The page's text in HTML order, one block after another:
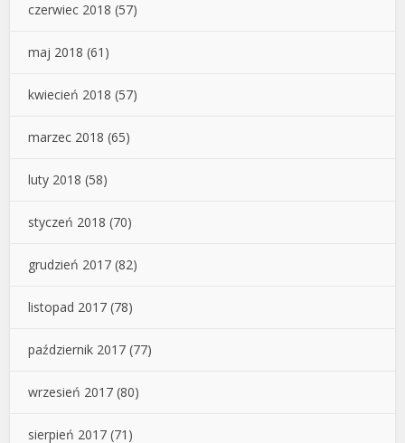
czerwiec 2018 (57)
maj 2018 (61)
kwiecień 2018 (57)
marzec 2018 (65)
luty 2018 (58)
styczeń 2018 (70)
grudzień 2017 (82)
listopad 2017 (78)
październik 2017 (77)
wrzesień 2017 (80)
sierpień 2017 (71)